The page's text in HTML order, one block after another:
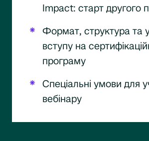
Impact: старт другого
Формат, структура та
вступу на
програму
Спеціальні умови для
вебінару